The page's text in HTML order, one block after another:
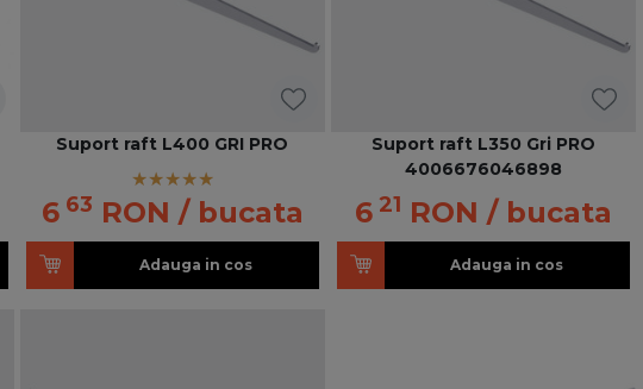
Suport raft L400 GRI PRO
6 63 RON / bucata
Adauga in cos
Suport raft L350 Gri PRO
4006676046898
6 21 RON / bucata
Adauga in cos